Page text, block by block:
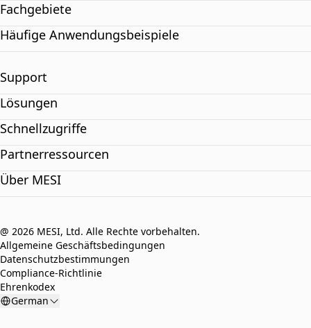
Fachgebiete
Häufige Anwendungsbeispiele
Support
Lösungen
Schnellzugriffe
Partnerressourcen
Über MESI
@ 2026 MESI, Ltd. Alle Rechte vorbehalten.
Allgemeine Geschäftsbedingungen
Datenschutzbestimmungen
Compliance-Richtlinie
Ehrenkodex
German